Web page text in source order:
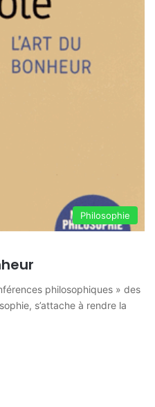
Philosophie
philosophiques » des
s’attache à rendre la